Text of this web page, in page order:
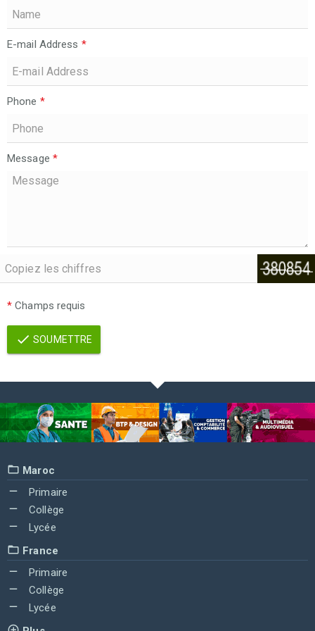
E-mail Address *
Phone *
Message *
* Champs requis
SOUMETTRE
Maroc
Primaire
Collège
Lycée
France
Primaire
Collège
Lycée